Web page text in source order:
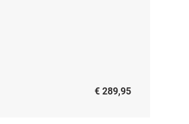
€ 289,95